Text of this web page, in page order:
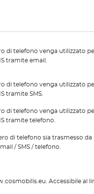
di telefono venga utilizzato
tramite email.
di telefono venga utilizzato
tramite SMS.
di telefono venga utilizzato
tramite telefono.
di telefono sia trasmesso da
/ SMS / telefono.
Accessibile al